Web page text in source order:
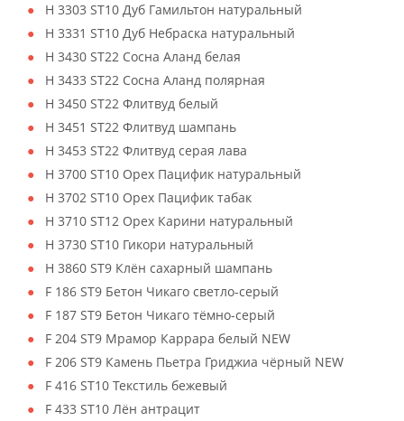
H 3303 ST10 Дуб Гамильтон натуральный
H 3331 ST10 Дуб Небраска натуральный
H 3430 ST22 Сосна Аланд белая
H 3433 ST22 Сосна Аланд полярная
H 3450 ST22 Флитвуд белый
H 3451 ST22 Флитвуд шампань
H 3453 ST22 Флитвуд серая лава
H 3700 ST10 Орех Пацифик натуральный
H 3702 ST10 Орех Пацифик табак
H 3710 ST12 Орех Карини натуральный
H 3730 ST10 Гикори натуральный
H 3860 ST9 Клён сахарный шампань
F 186 ST9 Бетон Чикаго светло-серый
F 187 ST9 Бетон Чикаго тёмно-серый
F 204 ST9 Мрамор Каррара белый NEW
F 206 ST9 Камень Пьетра Гриджиа чёрный NEW
F 416 ST10 Текстиль бежевый
F 433 ST10 Лён антрацит